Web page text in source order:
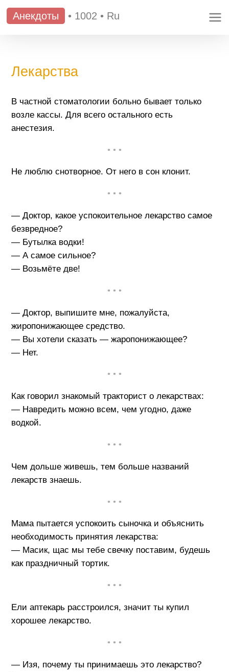
Анекдоты • 1002 • Ru
Лекарства
В частной стоматологии больно бывает только
возле кассы. Для всего остального есть
анестезия.
• • •
Не люблю снотворное. От него в сон клонит.
• • •
— Доктор, какое успокоительное лекарство самое
безвредное?
— Бутылка водки!
— А самое сильное?
— Возьмёте две!
• • •
— Доктор, выпишите мне, пожалуйста,
жиропонижающее средство.
— Вы хотели сказать — жаропонижающее?
— Нет.
• • •
Как говорил знакомый тракторист о лекарствах:
— Навредить можно всем, чем угодно, даже
водкой.
• • •
Чем дольше живешь, тем больше названий
лекарств знаешь.
• • •
Мама пытается успокоить сыночка и объяснить
необходимость принятия лекарства:
— Масик, щас мы тебе свечку поставим, будешь
как праздничный тортик.
• • •
Ели аптекарь расстроился, значит ты купил
хорошее лекарство.
• • •
— Изя, почему ты принимаешь это лекарство?